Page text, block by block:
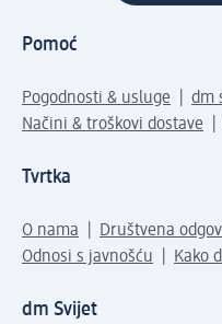
Pomoć
Pogodnosti & usluge
dm
Načini & troškovi dostave
Tvrtka
O nama Društvena
Odnosi s javnošću
Kako
dm Svijet